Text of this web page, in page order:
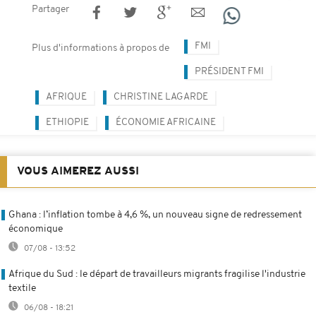
Partager
Plus d'informations à propos de FMI
PRÉSIDENT FMI
AFRIQUE CHRISTINE LAGARDE
ETHIOPIE ÉCONOMIE AFRICAINE
VOUS AIMEREZ AUSSI
Ghana : l’inflation tombe à 4,6 %, un nouveau signe de redressement
économique
07/08 - 13:52
Afrique du Sud : le départ de travailleurs migrants fragilise l'industrie
textile
06/08 - 18:21